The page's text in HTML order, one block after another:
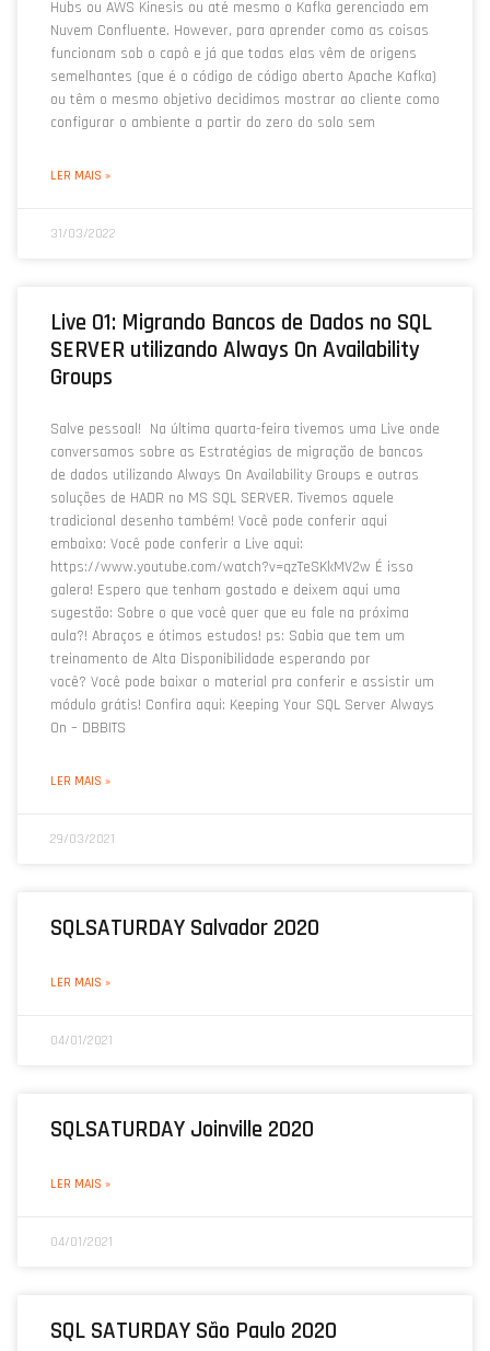
Hubs ou AWS Kinesis ou até mesmo o Kafka gerenciado em
Nuvem Confluente. However, para aprender como as coisas
funcionam sob o capô e já que todas elas vêm de origens
semelhantes (que é o código de código aberto Apache Kafka)
ou têm o mesmo objetivo decidimos mostrar ao cliente como
configurar o ambiente a partir do zero do solo sem
LER MAIS »
31/03/2022
Live 01: Migrando Bancos de Dados no SQL
SERVER utilizando Always On Availability
Groups
Salve pessoal! Na última quarta-feira tivemos uma Live onde
conversamos sobre as Estratégias de migração de bancos
de dados utilizando Always On Availability Groups e outras
soluções de HADR no MS SQL SERVER. Tivemos aquele
tradicional desenho também! Você pode conferir aqui
embaixo: Você pode conferir a Live aqui:
https://www.youtube.com/watch?v=qzTeSKkMV2w É isso
galera! Espero que tenham gostado e deixem aqui uma
sugestão: Sobre o que você quer que eu fale na próxima
aula?! Abraços e ótimos estudos! ps: Sabia que tem um
treinamento de Alta Disponibilidade esperando por
você? Você pode baixar o material pra conferir e assistir um
módulo grátis! Confira aqui: Keeping Your SQL Server Always
On – DBBITS
LER MAIS »
29/03/2021
SQLSATURDAY Salvador 2020
LER MAIS »
04/01/2021
SQLSATURDAY Joinville 2020
LER MAIS »
04/01/2021
SQL SATURDAY São Paulo 2020